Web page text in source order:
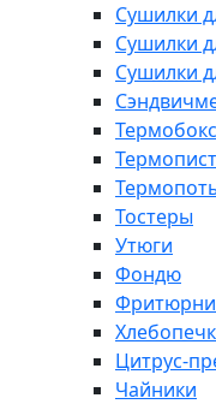
Сушилки
Сушилки
Сушилки
Тостеры
Утюги
Фондю
Цитрус-
Чайники